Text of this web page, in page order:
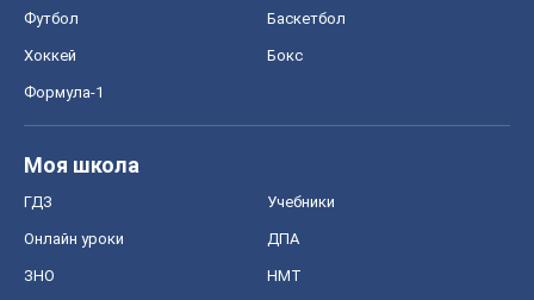
Футбол Баскетбол
Хоккей Бокс
Формула-1
Моя школа
ГДЗ Учебники
Онлайн уроки ДПА
ЗНО НМТ